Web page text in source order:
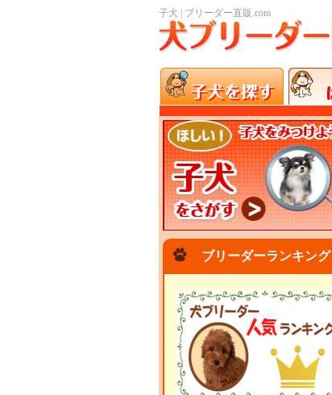
子犬 | ブリーダー直販.com
ブリーダーランキング